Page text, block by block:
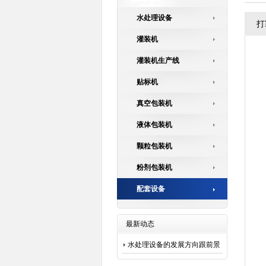
水处理设备
灌装机
灌装机生产线
贴标机
真空包装机
液体包装机
颗粒包装机
粉剂包装机
配套设备
最新动态
水处理设备的发展方向跟前景